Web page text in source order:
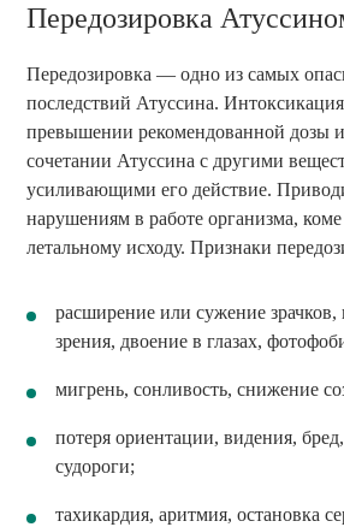
Передозировка
Передозировка — одно из самых
последствий Атуссина.
превышении рекомендованной дозы
сочетании Атуссина с другими
усиливающими его действие.
нарушениям в работе организма,
летальному исходу. Признаки
расширение или сужение
зрения, двоение в глазах,
мигрень, сонливость, снижение
потеря ориентации, видения,
судороги;
тахикардия, аритмия, остановка